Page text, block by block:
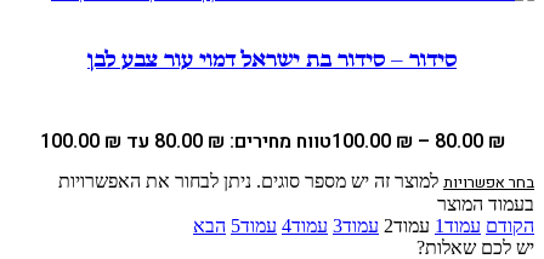
סידור – סידור בת ישראל דמוי עור צבע לבן
80.00 ₪
–
100.00 ₪ טווח מחירים: ⁦80.00 ₪⁩ עד ⁦100.00 ₪⁩
בחר אפשרויות למוצר זה יש מספר סוגים. ניתן לבחור את האפשרויות
בעמוד המוצר
הקודם עמוד1 עמוד2 עמוד3 עמוד4 עמוד5 הבא
יש לכם שאלות?